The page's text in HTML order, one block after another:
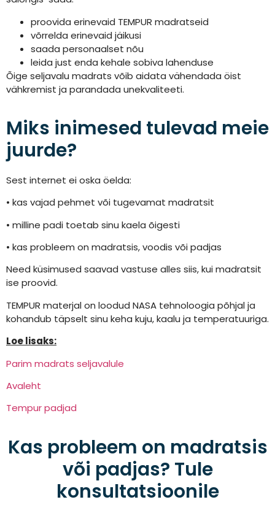
proovida erinevaid TEMPUR madratseid
võrrelda erinevaid jäikusi
saada personaalset nõu
leida just enda kehale sobiva lahenduse
Õige seljavalu madrats võib aidata vähendada öist
vähkremist ja parandada unekvaliteeti.
Miks inimesed tulevad meie
juurde?
Sest internet ei oska öelda:
• kas vajad pehmet või tugevamat madratsit
• milline padi toetab sinu kaela õigesti
• kas probleem on madratsis, voodis või padjas
Need küsimused saavad vastuse alles siis, kui madratsit
ise proovid.
TEMPUR materjal on loodud NASA tehnoloogia põhjal ja
kohandub täpselt sinu keha kuju, kaalu ja temperatuuriga.
Loe lisaks:
Parim madrats seljavalule
Avaleht
Tempur padjad
Kas probleem on madratsis
või padjas? Tule
konsultatsioonile